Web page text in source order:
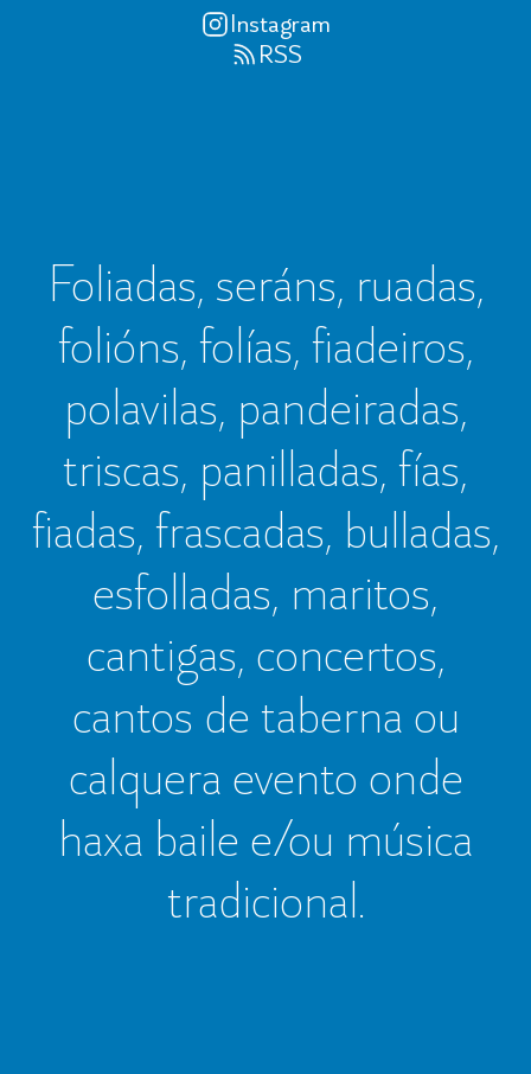
Instagram
RSS
Foliadas, seráns, ruadas,
folións, folías, fiadeiros,
polavilas, pandeiradas,
triscas, panilladas, fías,
fiadas, frascadas, bulladas,
esfolladas, maritos,
cantigas, concertos,
cantos de taberna ou
calquera evento onde
haxa baile e/ou música
tradicional.